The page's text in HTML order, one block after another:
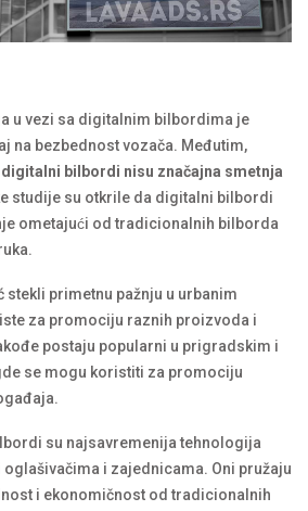
u vezi sa digitalnim bilbordima je
na bezbednost vozača. Međutim,
digitalni bilbordi nisu značajna smetnja
studije su otkrile da digitalni bilbordi
ometajući od tradicionalnih bilborda
stekli primetnu pažnju u urbanim
za promociju raznih proizvoda i
postaju popularni u prigradskim i
se mogu koristiti za promociju
su najsavremenija tehnologija
i zajednicama. Oni pružaju
i ekonomičnost od tradicionalnih